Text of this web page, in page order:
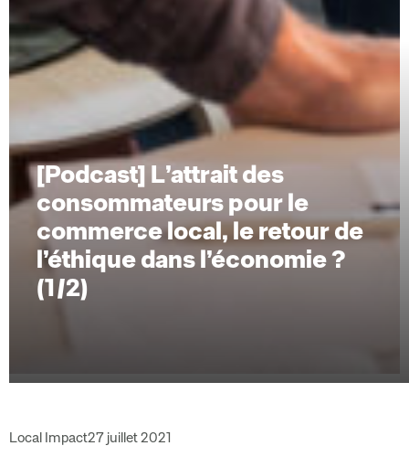
[Podcast] L’attrait des
consommateurs pour le
commerce local, le retour de
l’éthique dans l’économie ?
(1/2)
Local Impact27 juillet 2021